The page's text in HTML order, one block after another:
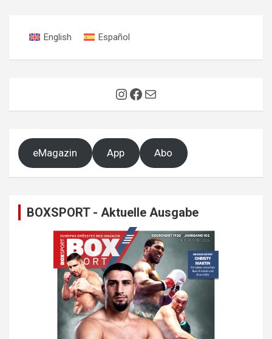
English Español
Instagram
Facebook
E-Mail
eMagazin App Abo
BOXSPORT - Aktuelle Ausgabe